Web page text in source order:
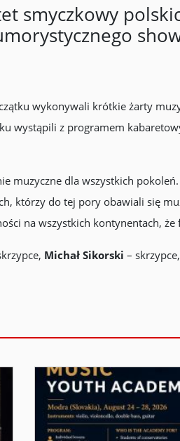
smyczkowy
wykonywali krótkie żarty
wystąpili z programem
muzyczne dla wszystkich
którzy do tej pory obawiali się
na wszystkich kontynentach,
Michał Sikorski – skrzypce,